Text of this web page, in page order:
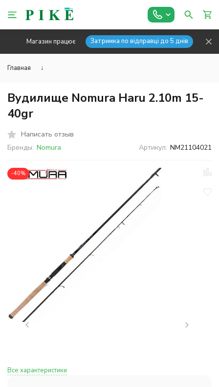
Магазин працює Затримка по відправці до 5 днів
Главная ↓
Вудилище Nomura Haru 2.10m 15-
40gr
Написать отзыв
Бренды: Nomura Артикул: NM21104021
-40%
Все характеристики